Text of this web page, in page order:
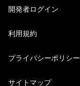
開発者ログイン
利用規約
プライバシーポリシー
サイトマップ